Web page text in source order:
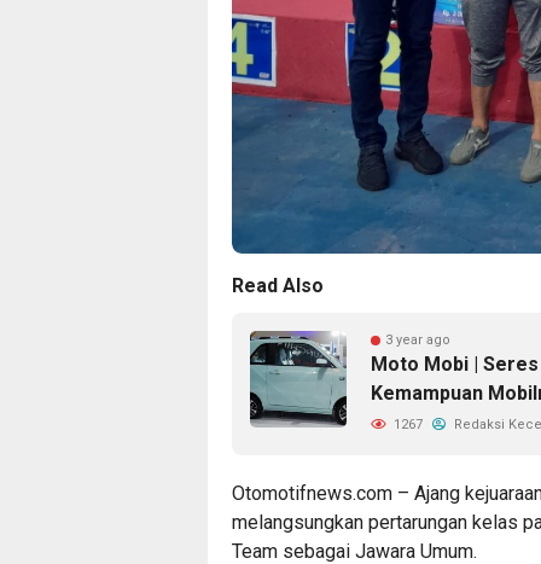
Read Also
3 year ago
Moto Mobi | Seres
Kemampuan
1267 Redaksi Kece
Otomotifnews.com – Ajang
melangsungkan pertarungan kelas
Team sebagai Jawara Umum.